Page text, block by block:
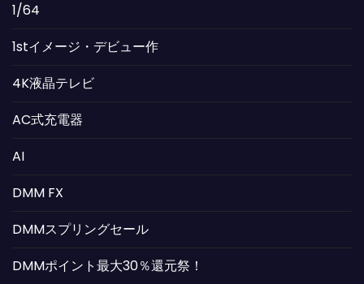
1/64
1stイメージ・デビュー作
4K液晶テレビ
AC式充電器
AI
DMM FX
DMMスプリングセール
DMMポイント最大30％還元祭！